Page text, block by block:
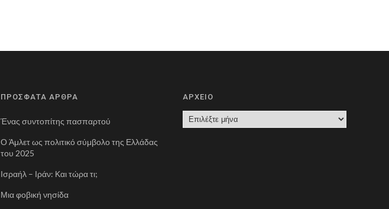
ΠΡΟΣΦΑΤΑ ΑΡΘΡΑ
Ένας συντοπίτης πασπαρτού
Ο Άμλετ ως πολιτικό σύμβολο της Ελλάδας
του 2025
Ισραήλ – Ιράν: Και τώρα τι;
Μια φοβική νησίδα
ΑΡΧΕΙΟ